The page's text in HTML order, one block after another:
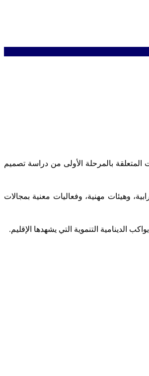
المتعلقة بالمرحلة الأولى من دراسة تصميم
وهيئات مهنية، وفعاليات معنية بمجالات
الدينامية التنموية التي يشهدها الإقليم.